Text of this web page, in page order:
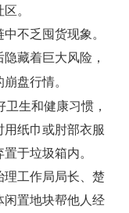
。
不乏囤货现象。
藏着巨大风险，
盘行情。
生和健康习惯，
纸巾或肘部衣服
于垃圾箱内。
工作局局长、楚
置地块帮他人经